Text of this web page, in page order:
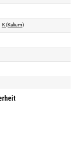
K (Kalium)